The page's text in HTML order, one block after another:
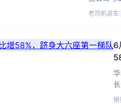
重影响能
老司机说车
6
销